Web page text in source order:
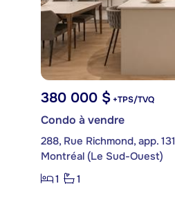
380 000 $ +TPS/TVQ
Condo à vendre
288, Rue Richmond, app. 131
Montréal (Le Sud-Ouest)
1
1